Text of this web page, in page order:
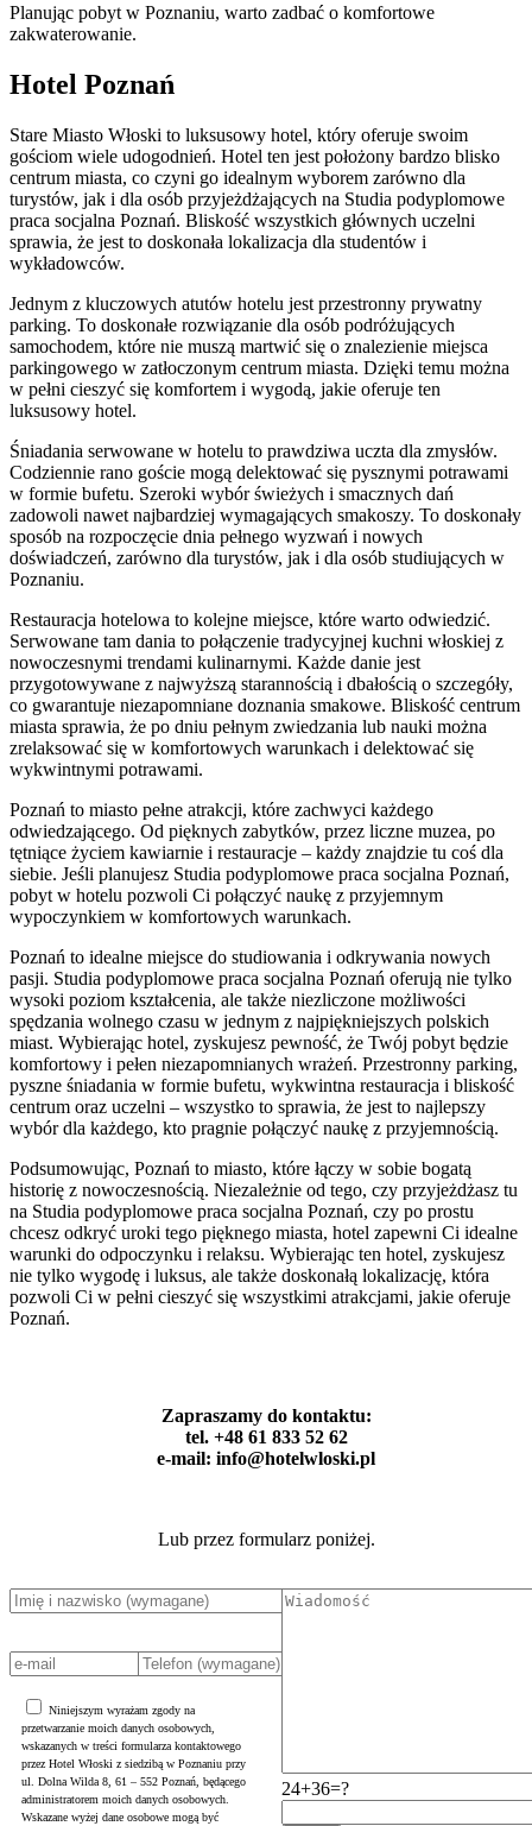
Planując pobyt w Poznaniu, warto zadbać o komfortowe
zakwaterowanie.
Hotel Poznań
Stare Miasto Włoski to luksusowy hotel, który oferuje swoim
gościom wiele udogodnień. Hotel ten jest położony bardzo blisko
centrum miasta, co czyni go idealnym wyborem zarówno dla
turystów, jak i dla osób przyjeżdżających na Studia podyplomowe
praca socjalna Poznań. Bliskość wszystkich głównych uczelni
sprawia, że jest to doskonała lokalizacja dla studentów i
wykładowców.
Jednym z kluczowych atutów hotelu jest przestronny prywatny
parking. To doskonałe rozwiązanie dla osób podróżujących
samochodem, które nie muszą martwić się o znalezienie miejsca
parkingowego w zatłoczonym centrum miasta. Dzięki temu można
w pełni cieszyć się komfortem i wygodą, jakie oferuje ten
luksusowy hotel.
Śniadania serwowane w hotelu to prawdziwa uczta dla zmysłów.
Codziennie rano goście mogą delektować się pysznymi potrawami
w formie bufetu. Szeroki wybór świeżych i smacznych dań
zadowoli nawet najbardziej wymagających smakoszy. To doskonały
sposób na rozpoczęcie dnia pełnego wyzwań i nowych
doświadczeń, zarówno dla turystów, jak i dla osób studiujących w
Poznaniu.
Restauracja hotelowa to kolejne miejsce, które warto odwiedzić.
Serwowane tam dania to połączenie tradycyjnej kuchni włoskiej z
nowoczesnymi trendami kulinarnymi. Każde danie jest
przygotowywane z najwyższą starannością i dbałością o szczegóły,
co gwarantuje niezapomniane doznania smakowe. Bliskość centrum
miasta sprawia, że po dniu pełnym zwiedzania lub nauki można
zrelaksować się w komfortowych warunkach i delektować się
wykwintnymi potrawami.
Poznań to miasto pełne atrakcji, które zachwyci każdego
odwiedzającego. Od pięknych zabytków, przez liczne muzea, po
tętniące życiem kawiarnie i restauracje – każdy znajdzie tu coś dla
siebie. Jeśli planujesz Studia podyplomowe praca socjalna Poznań,
pobyt w hotelu pozwoli Ci połączyć naukę z przyjemnym
wypoczynkiem w komfortowych warunkach.
Poznań to idealne miejsce do studiowania i odkrywania nowych
pasji. Studia podyplomowe praca socjalna Poznań oferują nie tylko
wysoki poziom kształcenia, ale także niezliczone możliwości
spędzania wolnego czasu w jednym z najpiękniejszych polskich
miast. Wybierając hotel, zyskujesz pewność, że Twój pobyt będzie
komfortowy i pełen niezapomnianych wrażeń. Przestronny parking,
pyszne śniadania w formie bufetu, wykwintna restauracja i bliskość
centrum oraz uczelni – wszystko to sprawia, że jest to najlepszy
wybór dla każdego, kto pragnie połączyć naukę z przyjemnością.
Podsumowując, Poznań to miasto, które łączy w sobie bogatą
historię z nowoczesnością. Niezależnie od tego, czy przyjeżdżasz tu
na Studia podyplomowe praca socjalna Poznań, czy po prostu
chcesz odkryć uroki tego pięknego miasta, hotel zapewni Ci idealne
warunki do odpoczynku i relaksu. Wybierając ten hotel, zyskujesz
nie tylko wygodę i luksus, ale także doskonałą lokalizację, która
pozwoli Ci w pełni cieszyć się wszystkimi atrakcjami, jakie oferuje
Poznań.
Zapraszamy do kontaktu:
tel. +48 61 833 52 62
e-mail: info@hotelwloski.pl
Lub przez formularz poniżej.
Niniejszym wyrażam zgody na
przetwarzanie moich danych osobowych,
wskazanych w treści formularza kontaktowego
przez Hotel Włoski z siedzibą w Poznaniu przy
ul. Dolna Wilda 8, 61 – 552 Poznań, będącego
administratorem moich danych osobowych.
Wskazane wyżej dane osobowe mogą być
24+36=?